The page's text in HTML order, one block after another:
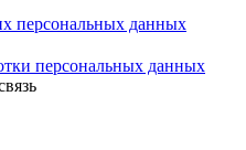
персональных данных
персональных данных